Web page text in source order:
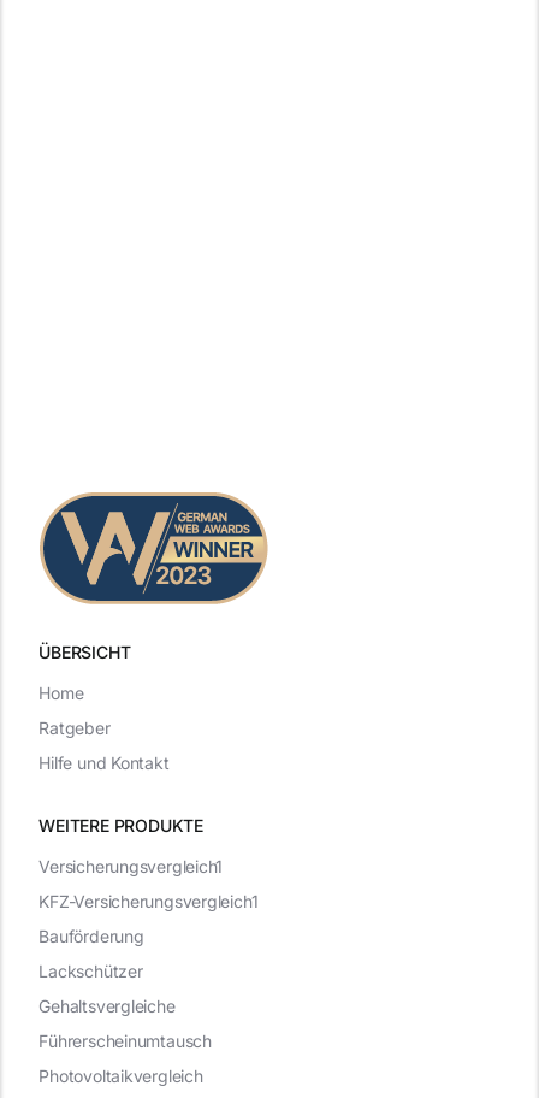
ÜBERSICHT
WEITERE PRODUKTE
Versicherungsvergleich1
KFZ-Versicherungsvergleich1
Bauförderung
Lackschützer
Gehaltsvergleiche
Führerscheinumtausch
Photovoltaikvergleich
Home
Ratgeber
Hilfe und Kontakt